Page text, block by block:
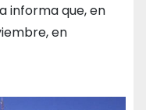
informa que, en
en